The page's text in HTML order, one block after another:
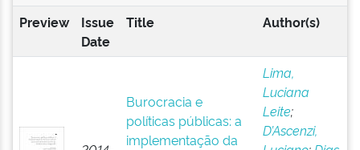
Preview
Issue
Date
Title Author(s)
Burocracia e
políticas públicas: a
implementação da
Lima,
Luciana
Leite;
D’Ascenzi,